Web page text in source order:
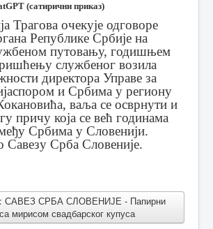
(сатирични приказ)
Трагова очекује одговоре
Републике Србије на
путовању, годишњем
службеног возила
директора Управе за
и Србима у региону
ваља се осврнути и
причу која се већ годинама
Србима у Словенији.
Савезу Срба Словеније.
САВЕЗ СРБА СЛОВЕНИЈЕ - Папирни
мирисом свадбарског купуса